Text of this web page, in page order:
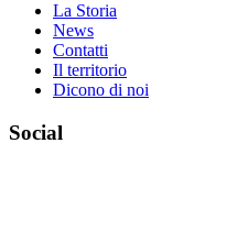
La Storia
News
Contatti
Il territorio
Dicono di noi
Social